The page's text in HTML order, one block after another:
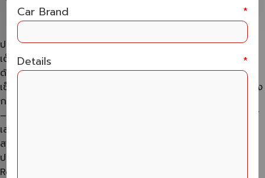
ประดับยนต์ & อุปกรณ์เสริม (Car Accessories & More) เติม
เต็มความสะดวกสบาย ปรับแต่งรถให้ใช้งานได้เต็มประสิทธิภาพ
ด้วยอุปกรณ์เสริมมาตรฐานสูง
เสริมความปลอดภัย – ติดตั้ง
เซ็นเซอร์หน้า-หลังเพื่อช่วยจอด
อัปเกรดระบบไฟฟ้า – ปรับแต่ง
กระจกพับอัตโนมัติและอุปกรณ์อิเล็กทรอนิกส์
– ติดตั้งพรมปูพื้นรถยนต์คุณภาพสูง เรามี บริการติดตั้งอุปกรณ์
เสริมครบวงจรสำหรับรถยนต์ทุกประเภท เพื่อให้การขับขี่ของคุณ
สะดวกสบายและปลอดภัยมากยิ่งขึ้น รายละเอียดบริการแต่ละ
ประเภท เซ็นเซอร์หน้า-หลัง ช่วยจอดรถ (Parking Sensors &
Reverse Assist) ป้องกันการชน ลดอุบัติเหตุ เพิ่มความมั่นใจใน
Car Brand *
Details *